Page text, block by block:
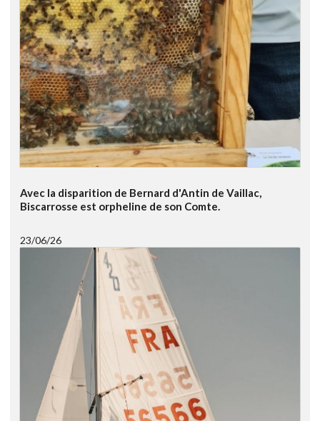
Avec la disparition de Bernard d'Antin de Vaillac,
Biscarrosse est orpheline de son Comte.
23/06/26